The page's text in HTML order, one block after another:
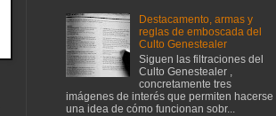
Destacamento, armas y
reglas de emboscada del
Culto Genestealer
Siguen las filtraciones del
Culto Genestealer ,
concretamente tres
imágenes de interés que permiten hacerse
una idea de cómo funcionan sobr...